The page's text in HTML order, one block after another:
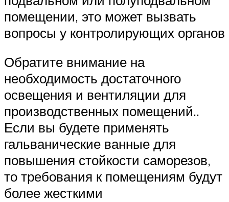
помещении, это может вызвать
вопросы у контролирующих органов
Обратите внимание на
необходимость достаточного
освещения и вентиляции для
производственных помещений..
Если вы будете применять
гальванические ванные для
повышения стойкости саморезов,
то требования к помещениям будут
более жесткими